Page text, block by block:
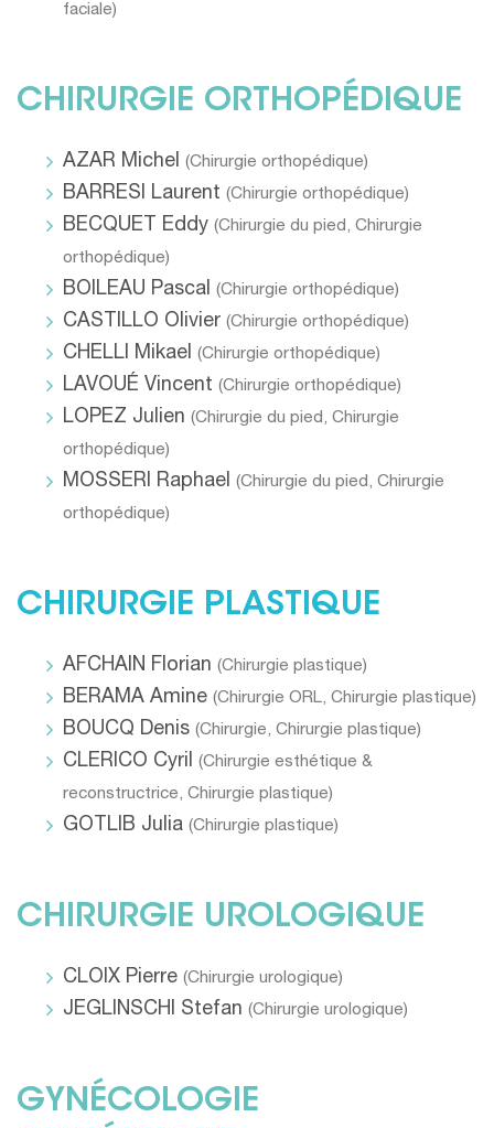
faciale)
CHIRURGIE ORTHOPÉDIQUE
AZAR Michel (Chirurgie orthopédique)
BARRESI Laurent (Chirurgie orthopédique)
BECQUET Eddy (Chirurgie du pied,Chirurgie
orthopédique)
BOILEAU Pascal (Chirurgie orthopédique)
CASTILLO Olivier (Chirurgie orthopédique)
CHELLI Mikael (Chirurgie orthopédique)
LAVOUÉ Vincent (Chirurgie orthopédique)
LOPEZ Julien (Chirurgie du pied,Chirurgie
orthopédique)
MOSSERI Raphael (Chirurgie du pied,Chirurgie
orthopédique)
CHIRURGIE PLASTIQUE
AFCHAIN Florian (Chirurgie plastique)
BERAMA Amine (Chirurgie ORL,Chirurgie plastique)
BOUCQ Denis (Chirurgie,Chirurgie plastique)
CLERICO Cyril (Chirurgie esthétique &
reconstructrice,Chirurgie plastique)
GOTLIB Julia (Chirurgie plastique)
CHIRURGIE UROLOGIQUE
CLOIX Pierre (Chirurgie urologique)
JEGLINSCHI Stefan (Chirurgie urologique)
GYNÉCOLOGIE